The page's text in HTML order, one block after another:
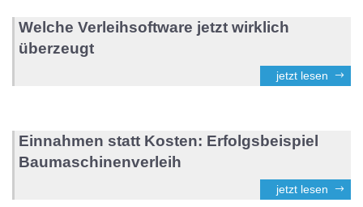
Welche Verleihsoftware jetzt wirklich
überzeugt
jetzt lesen
Einnahmen statt Kosten: Erfolgsbeispiel
Baumaschinenverleih
jetzt lesen